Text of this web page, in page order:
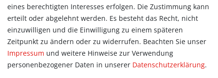
Allgemein
Kontakt
Datenschutzerklärung
AGB
Impressum
eines berechtigten Interesses erfolgen. Die Zustimmung kann
erteilt oder abgelehnt werden. Es besteht das Recht, nicht
einzuwilligen und die Einwilligung zu einem späteren
Zeitpunkt zu ändern oder zu widerrufen. Beachten Sie unser
Impressum und weitere Hinweise zur Verwendung
personenbezogener Daten in unserer Daten­schutz­erklärung.